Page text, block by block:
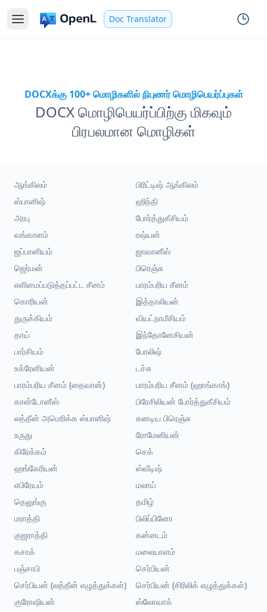
Doc Translator
DOCXக்கு 100+ மொழிகளில் நிபுணர் மொழிபெயர்ப்புகள்
DOCX மொழிபெயர்ப்பிற்கு மிகவும்
பிரபலமான மொழிகள்
ஆங்கிலம்
பிரிட்டிஷ் ஆங்கிலம்
ஸ்பானிஷ்
ஹிந்தி
அரபு
போர்த்துகீசியம்
வங்காளம்
ரஷ்யன்
ஜப்பானியம்
ஜாவானீஸ்
ஜெர்மன்
பிரெஞ்சு
எளிமைப்படுத்தப்பட்ட சீனம்
பாரம்பரிய சீனம்
கொரியன்
இத்தாலியன்
துருக்கியம்
வியட்நாமீசியம்
தாய்
இந்தோனேசியன்
பார்சியம்
போலிஷ்
உக்ரேனியன்
டச்சு
பாரம்பரிய சீனம் (தைவான்)
பாரம்பரிய சீனம் (ஹாங்காங்)
கான்டோனீஸ்
பிரேசிலியன் போர்த்துகீசியம்
லத்தீன் அமெரிக்க ஸ்பானிஷ்
கனடிய பிரெஞ்சு
உருது
ரோமேனியன்
கிரேக்கம்
செக்
ஹங்கேரியன்
ஸ்வீடிஷ்
எபிரேயம்
மலாய்
தெலுங்கு
தமிழ்
மராத்தி
பிலிப்பினோ
குஜராத்தி
கன்னடம்
கசாக்
மலையாளம்
பஞ்சாபி
செர்பியன்
செர்பியன் (லத்தீன் எழுத்துக்கள்)
செர்பியன் (சிரிலிக் எழுத்துக்கள்)
குரோஷியன்
ஸ்லோவாக்